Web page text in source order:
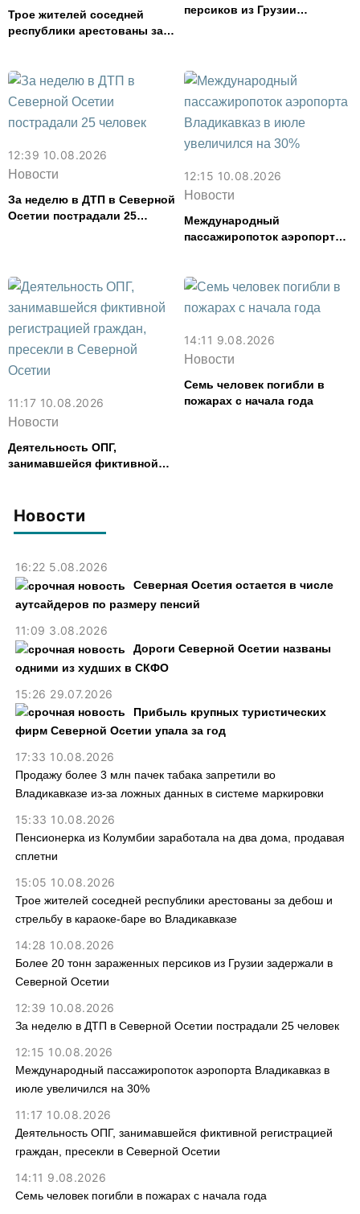
Новости
16:22 5.08.2026
Северная Осетия остается в числе
аутсайдеров по размеру пенсий
11:09 3.08.2026
Дороги Северной Осетии названы
одними из худших в СКФО
15:26 29.07.2026
Прибыль крупных туристических
фирм Северной Осетии упала за год
17:33 10.08.2026
Продажу более 3 млн пачек табака запретили во
Владикавказе из-за ложных данных в системе маркировки
15:33 10.08.2026
Пенсионерка из Колумбии заработала на два дома, продавая
сплетни
15:05 10.08.2026
Трое жителей соседней республики арестованы за дебош и
стрельбу в караоке-баре во Владикавказе
14:28 10.08.2026
Более 20 тонн зараженных персиков из Грузии задержали в
Северной Осетии
12:39 10.08.2026
За неделю в ДТП в Северной Осетии пострадали 25 человек
12:15 10.08.2026
Международный пассажиропоток аэропорта Владикавказ в
июле увеличился на 30%
11:17 10.08.2026
Деятельность ОПГ, занимавшейся фиктивной регистрацией
граждан, пресекли в Северной Осетии
14:11 9.08.2026
Семь человек погибли в пожарах с начала года
Трое жителей соседней
республики арестованы за
персиков из Грузии
12:39 10.08.2026
Новости
За неделю в ДТП в Северной
Осетии пострадали 25
12:15 10.08.2026
Новости
Международный
пассажиропоток аэропорта
11:17 10.08.2026
Новости
Деятельность ОПГ,
занимавшейся фиктивной
14:11 9.08.2026
Новости
Семь человек погибли в
пожарах с начала года